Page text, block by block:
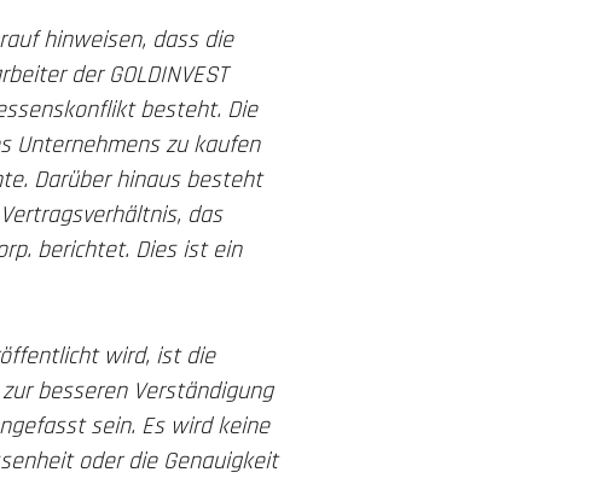
hinweisen, dass die
der GOLDINVEST
besteht. Die
Unternehmens zu kaufen
Darüber hinaus besteht
das
berichtet. Dies ist ein
wird, ist die
besseren Verständigung
sein. Es wird keine
oder die Genauigkeit